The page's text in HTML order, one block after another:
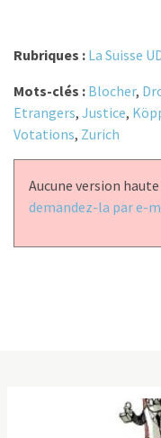
Rubriques : La Suisse
Mots-clés : Blocher,
Etrangers, Justice,
Votations, Zurich
Aucune version
demandez-la par e-